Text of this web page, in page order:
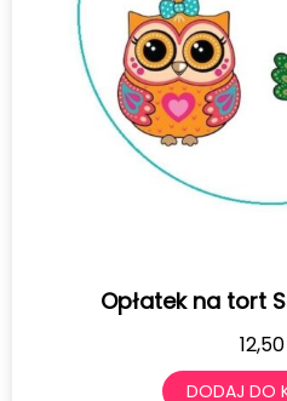
Opłatek na tort
12,50
DODAJ DO